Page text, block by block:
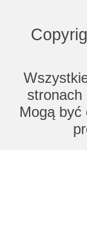
stronach
Mogą być